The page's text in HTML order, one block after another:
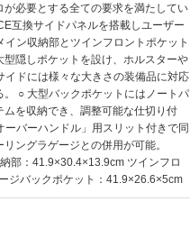
必要とする全ての要求を満たしてい
互換サイドパネルを搭載しユーザー
ン収納部とツインフロントポケット
隠しポケットを設け、ホルスターや
イドには様々な大きさの装備品に対応
○ 大型バックポケットにはノートパ
を収納でき、調整可能な仕切り付
ーバーハンドル」用スリット付きで同
ングラゲージとの併用が可能。
部：41.9×30.4×13.9cm ツインフロ
ジバックポケット：41.9×26.6×5cm